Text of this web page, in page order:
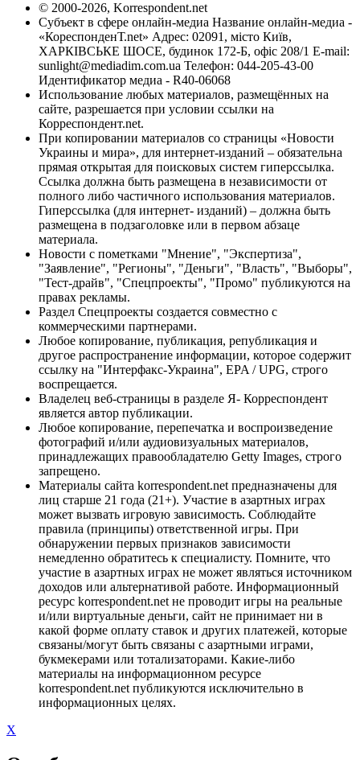
© 2000-2026, Korrespondent.net
Субъект в сфере онлайн-медиа Название онлайн-медиа -
«КореспонденТ.net» Адрес: 02091, місто Київ,
ХАРКІВСЬКЕ ШОСЕ, будинок 172-Б, офіс 208/1 E-mail:
sunlight@mediadim.com.ua Телефон: 044-205-43-00
Идентификатор медиа - R40-06068
Использование любых материалов, размещённых на
сайте, разрешается при условии ссылки на
Корреспондент.net.
При копировании материалов со страницы «Новости
Украины и мира», для интернет-изданий – обязательна
прямая открытая для поисковых систем гиперссылка.
Ссылка должна быть размещена в независимости от
полного либо частичного использования материалов.
Гиперссылка (для интернет- изданий) – должна быть
размещена в подзаголовке или в первом абзаце
материала.
Новости с пометками "Мнение", "Экспертиза",
"Заявление", "Регионы", "Деньги", "Власть", "Выборы",
"Тест-драйв", "Спецпроекты", "Промо" публикуются на
правах рекламы.
Раздел Спецпроекты создается совместно с
коммерческими партнерами.
Любое копирование, публикация, републикация и
другое распространение информации, которое содержит
ссылку на "Интерфакс-Украина", EPA / UPG, строго
воспрещается.
Владелец веб-страницы в разделе Я- Корреспондент
является автор публикации.
Любое копирование, перепечатка и воспроизведение
фотографий и/или аудиовизуальных материалов,
принадлежащих правообладателю Getty Images, строго
запрещено.
Материалы сайта korrespondent.net предназначены для
лиц старше 21 года (21+). Участие в азартных играх
может вызвать игровую зависимость. Соблюдайте
правила (принципы) ответственной игры. При
обнаружении первых признаков зависимости
немедленно обратитесь к специалисту. Помните, что
участие в азартных играх не может являться источником
доходов или альтернативой работе. Информационный
ресурс korrespondent.net не проводит игры на реальные
и/или виртуальные деньги, сайт не принимает ни в
какой форме оплату ставок и других платежей, которые
связаны/могут быть связаны с азартными играми,
букмекерами или тотализаторами. Какие-либо
материалы на информационном ресурсе
korrespondent.net публикуются исключительно в
информационных целях.
X